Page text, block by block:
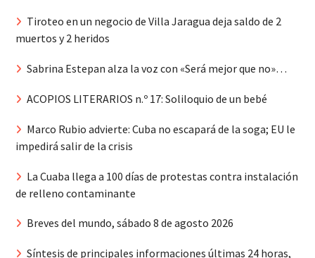
Tiroteo en un negocio de Villa Jaragua deja saldo de 2
muertos y 2 heridos
Sabrina Estepan alza la voz con «Será mejor que no»…
ACOPIOS LITERARIOS n.º 17: Soliloquio de un bebé
Marco Rubio advierte: Cuba no escapará de la soga; EU le
impedirá salir de la crisis
La Cuaba llega a 100 días de protestas contra instalación
de relleno contaminante
Breves del mundo, sábado 8 de agosto 2026
Síntesis de principales informaciones últimas 24 horas,